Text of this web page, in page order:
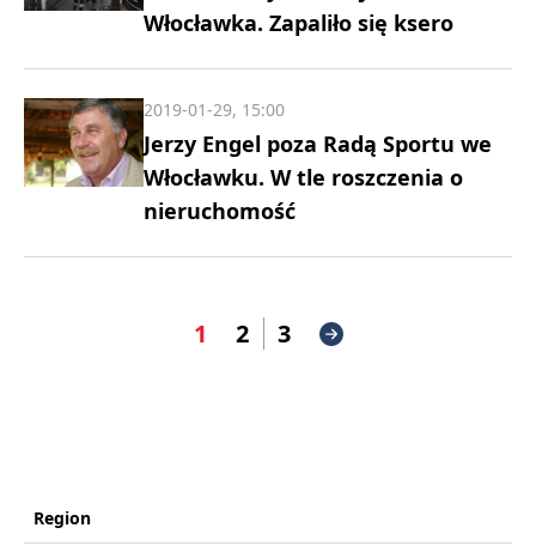
Włocławka. Zapaliło się ksero
Jerzy Engel poza Radą Sportu we
Włocławku. W tle roszczenia o
nieruchomość
2019-01-29, 15:00
1 2 3
Region